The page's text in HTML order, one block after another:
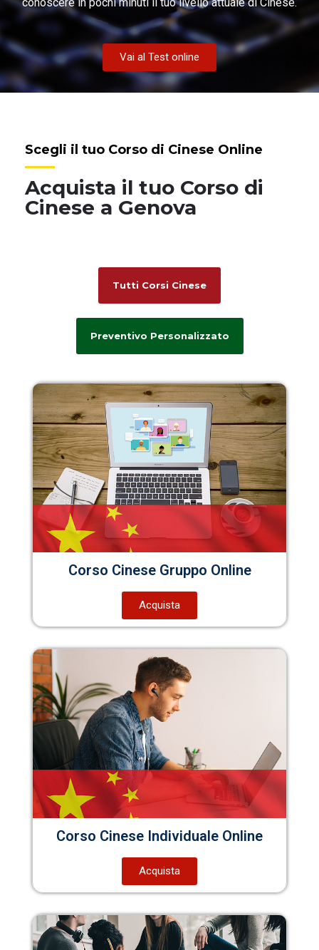
Vai al Test online
Acquista il tuo Corso di
Cinese a Genova
Scegli il tuo Corso di Cinese Online
Tutti Corsi Cinese
Preventivo Personalizzato
Corso Cinese Gruppo Online
Acquista
Corso Cinese Individuale Online
Acquista